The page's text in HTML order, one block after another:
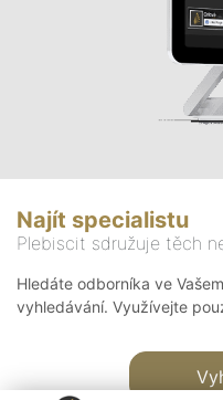
Najít specialistu
Plebiscit sdružuje těch
Hledáte odborníka ve
vyhledávání. Využívejte